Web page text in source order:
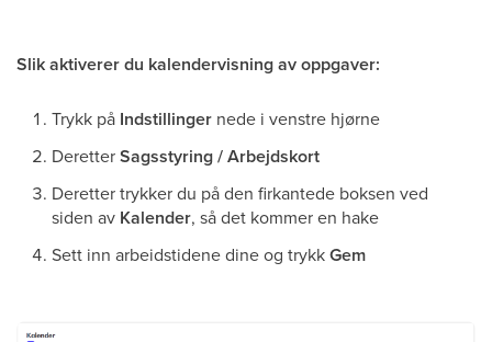
Slik aktiverer du kalendervisning av oppgaver:
Trykk på Indstillinger nede i venstre hjørne
DeretterSagsstyring / Arbejdskort
Deretter trykker du på den firkantede boksen ved
siden av Kalender, så det kommer en hake
Sett inn arbeidstidene dine og trykkGem